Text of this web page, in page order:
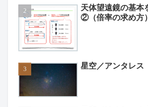
天体望遠鏡の基本
②（倍率の求め方）
星空／アンタレス